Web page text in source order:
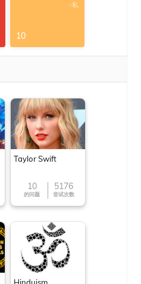
-私
10
Taylor Swift
10
的问题
5176
尝试次数